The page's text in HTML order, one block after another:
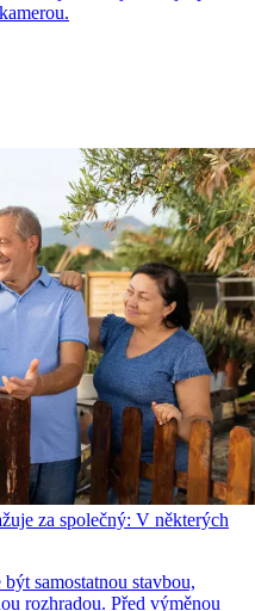
za společný: V některých
samostatnou stavbou,
rozhradou. Před výměnou